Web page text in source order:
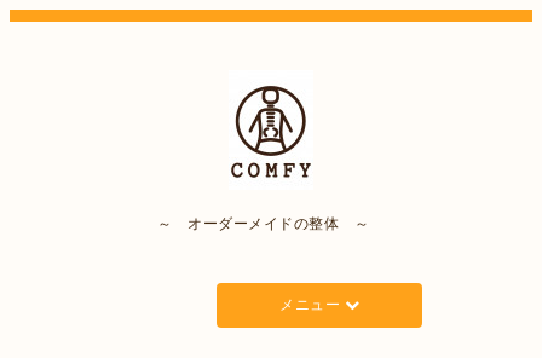
～ オーダーメイドの整体 ～
メニュー